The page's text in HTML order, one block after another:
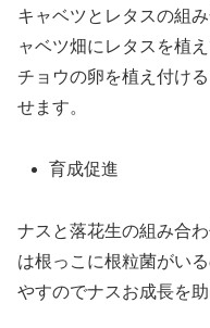
キャベツとレタスの組
ャベツ畑にレタスを植
チョウの卵を植え付け
せます。
育成促進
ナスと落花生の組み合
は根っこに根粒菌がい
やすのでナスお成長を助